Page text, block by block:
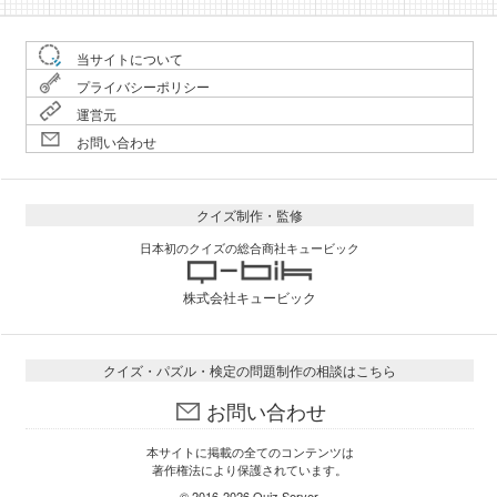
当サイトについて
プライバシーポリシー
運営元
お問い合わせ
クイズ制作・監修
日本初のクイズの総合商社キュービック
株式会社キュービック
クイズ・パズル・検定の問題制作の相談はこちら
お問い合わせ
本サイトに掲載の全てのコンテンツは
著作権法により保護されています。